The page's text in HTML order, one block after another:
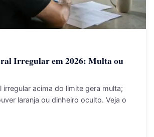
Irregular em 2026: Multa ou
irregular acima do limite gera multa;
laranja ou dinheiro oculto. Veja o